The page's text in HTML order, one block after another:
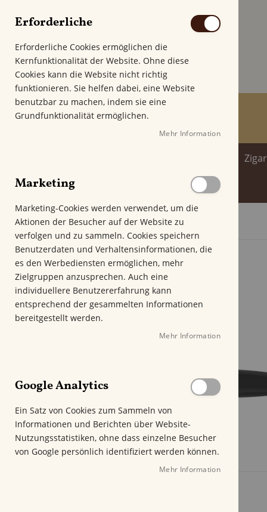
Spirituosenwelt
Startseite VAUEN VINTAGE 1066
Z
u
E
n
d
e
i
d
g
a
l
Erforderliche
Erforderliche Cookies ermöglichen die
Kernfunktionalität der Website. Ohne diese
Cookies kann die Website nicht richtig
funktionieren. Sie helfen dabei, eine Website
benutzbar zu machen, indem sie eine
Grundfunktionalität ermöglichen.
Mehr Information
Marketing
Marketing-Cookies werden verwendet, um die
Aktionen der Besucher auf der Website zu
verfolgen und zu sammeln. Cookies speichern
Benutzerdaten und Verhaltensinformationen, die
es den Werbediensten ermöglichen, mehr
Zielgruppen anzusprechen. Auch eine
individuellere Benutzererfahrung kann
entsprechend der gesammelten Informationen
bereitgestellt werden.
Mehr Information
Google Analytics
Ein Satz von Cookies zum Sammeln von
Informationen und Berichten über Website-
Nutzungsstatistiken, ohne dass einzelne Besucher
von Google persönlich identifiziert werden können.
Mehr Information